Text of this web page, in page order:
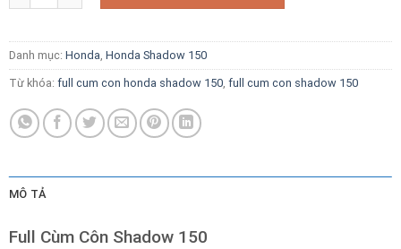
Danh mục: Honda, Honda Shadow 150
Từ khóa: full cum con honda shadow 150, full cum con shadow 150
MÔ TẢ
Full Cùm Côn Shadow 150